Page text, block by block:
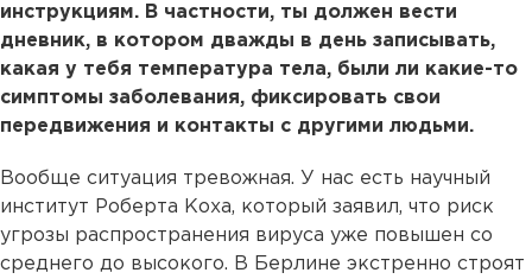
инструкциям. В частности, ты должен вести
дневник, в котором дважды в день записывать,
какая у тебя температура тела, были ли какие-то
симптомы заболевания, фиксировать свои
передвижения и контакты с другими людьми.
Вообще ситуация тревожная. У нас есть научный
институт Роберта Коха, который заявил, что риск
угрозы распространения вируса уже повышен со
среднего до высокого. В Берлине экстренно строят